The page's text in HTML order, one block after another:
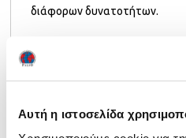
Αυτή η ιστοσελίδα
διάφορων δυνατοτήτων.
Επομένως, με βάση τα
ξένης γλώσσας: Παραγωγή